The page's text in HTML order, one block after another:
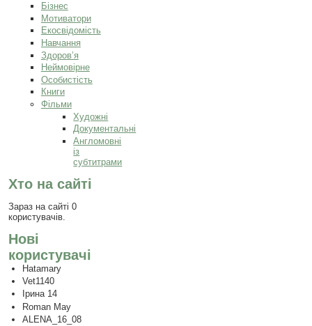
Бізнес
Мотиватори
Екосвідомість
Навчання
Здоров’я
Неймовірне
Особистість
Книги
Фільми
Художні
Документальні
Англомовні
із
субтитрами
Хто на сайті
Зараз на сайті 0
користувачів.
Нові
користувачі
Hatamary
Vet1140
Ірина 14
Roman May
ALENA_16_08